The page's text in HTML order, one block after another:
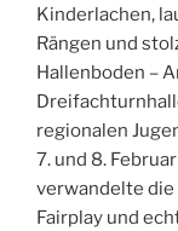
Kinderlachen,
Rängen und
Hallenboden –
regionalen
7. und 8.
verwandelte die
Fairplay und